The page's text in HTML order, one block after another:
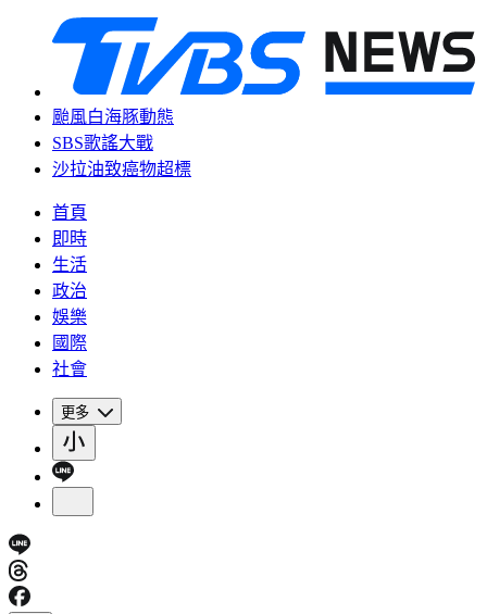
颱風白海豚動態
SBS歌謠大戰
沙拉油致癌物超標
首頁
即時
生活
政治
娛樂
國際
社會
更多